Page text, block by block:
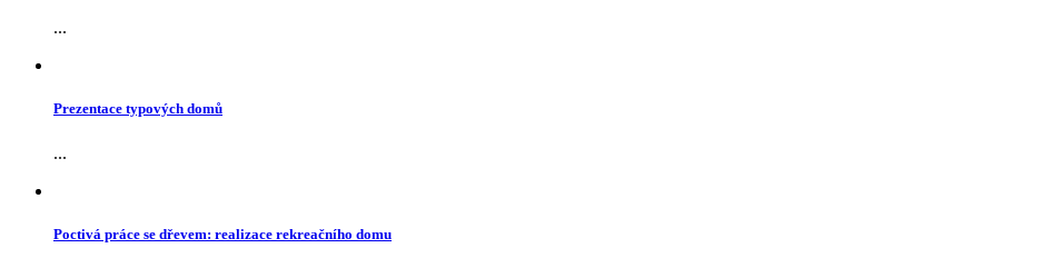
...
Prezentace typových domů
...
Poctivá práce se dřevem: realizace rekreačního domu